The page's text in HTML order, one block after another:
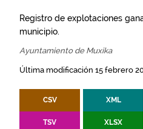
Registro de explotaciones
municipio.
Ayuntamiento de Muxika
Última modificación 15 febrero
CSV XML
TSV XLSX